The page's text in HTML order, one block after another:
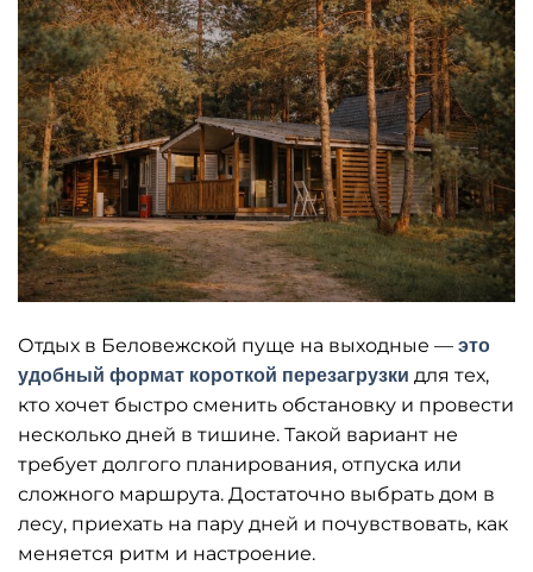
Отдых в Беловежской пуще на выходные — это
удобный формат короткой перезагрузки для тех,
кто хочет быстро сменить обстановку и провести
несколько дней в тишине. Такой вариант не
требует долгого планирования, отпуска или
сложного маршрута. Достаточно выбрать дом в
лесу, приехать на пару дней и почувствовать, как
меняется ритм и настроение.